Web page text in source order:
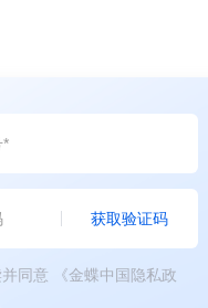
获取验证码
同意
《金蝶中国隐私政